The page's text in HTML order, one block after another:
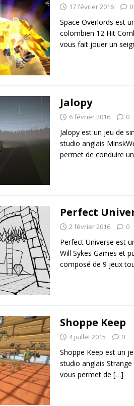
17 février 2016 0
Space Overlords est
colombien 12 Hit
vous fait jouer un
Jalopy
6 février 2016 0
Jalopy est un jeu de
studio anglais
permet de conduire
Perfect
2 février 2016 0
Perfect Universe est
Will Sykes Games et
composé de 9 jeux
Shoppe Keep
4 juillet 2015 0
Shoppe Keep est un
studio anglais
vous permet de […]